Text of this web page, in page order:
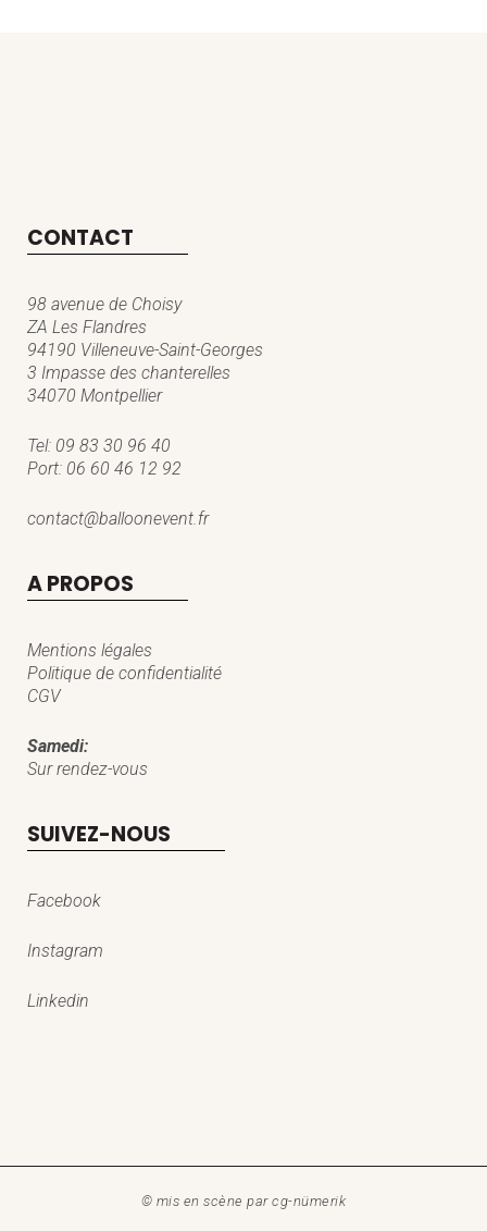
CONTACT
98 avenue de Choisy
ZA Les Flandres
94190 Villeneuve-Saint-Georges
3 Impasse des chanterelles
34070 Montpellier
Tel: 09 83 30 96 40
Port: 06 60 46 12 92
contact@balloonevent.fr
A PROPOS
Mentions légales
Politique de confidentialité
CGV
Samedi:
Sur rendez-vous
SUIVEZ-NOUS
Facebook
Instagram
Linkedin
© mis en scène parcg-nümerik